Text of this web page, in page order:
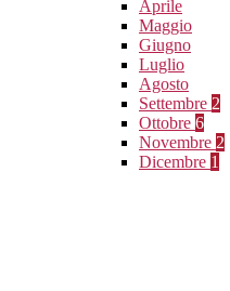
Aprile
Maggio
Giugno
Luglio
Agosto
Settembre 2
Ottobre 6
Novembre 2
Dicembre 1